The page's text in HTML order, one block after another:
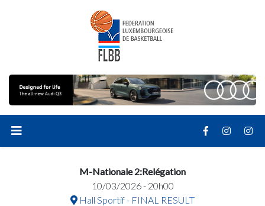
M-Nationale 2:Relégation
10/03/2026 - 20h00
Hall Sportif - FINAL RESULT